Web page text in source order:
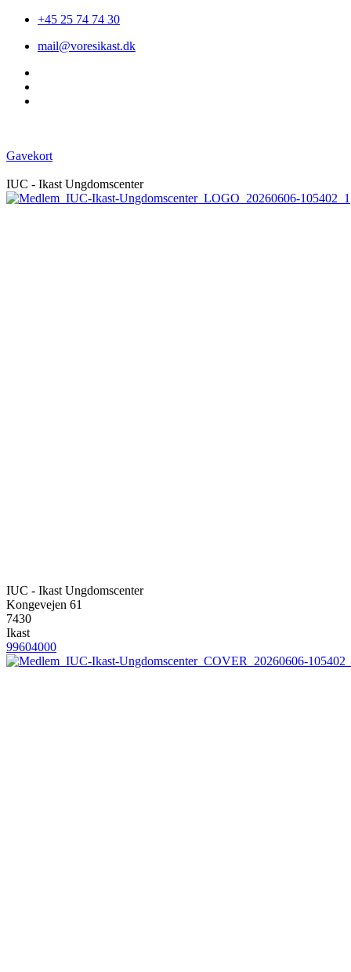
+45 25 74 74 30
mail@voresikast.dk
Gavekort
IUC - Ikast Ungdomscenter
IUC - Ikast Ungdomscenter
Kongevejen 61
7430
Ikast
99604000